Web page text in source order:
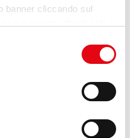
banner cliccando sul
momento mediante il
a fine pagina. Per ulteriori
Cookie